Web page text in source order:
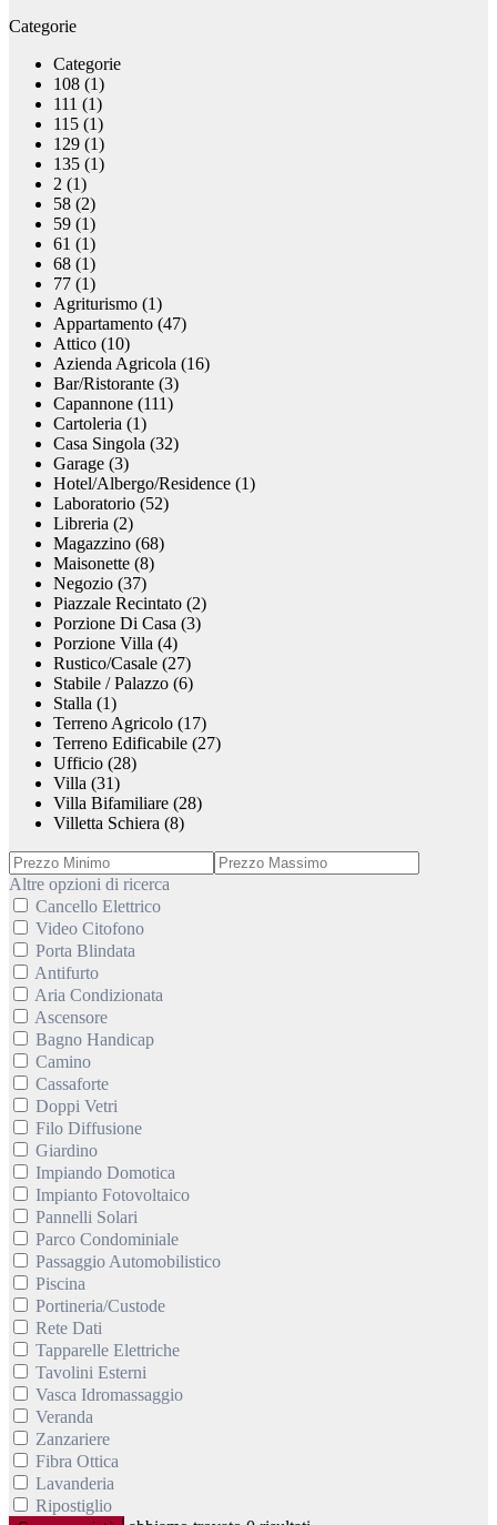
Categorie
Categorie
108 (1)
111 (1)
115 (1)
129 (1)
135 (1)
2 (1)
58 (2)
59 (1)
61 (1)
68 (1)
77 (1)
Agriturismo (1)
Appartamento (47)
Attico (10)
Azienda Agricola (16)
Bar/Ristorante (3)
Capannone (111)
Cartoleria (1)
Casa Singola (32)
Garage (3)
Hotel/Albergo/Residence (1)
Laboratorio (52)
Libreria (2)
Magazzino (68)
Maisonette (8)
Negozio (37)
Piazzale Recintato (2)
Porzione Di Casa (3)
Porzione Villa (4)
Rustico/Casale (27)
Stabile / Palazzo (6)
Stalla (1)
Terreno Agricolo (17)
Terreno Edificabile (27)
Ufficio (28)
Villa (31)
Villa Bifamiliare (28)
Villetta Schiera (8)
Altre opzioni di ricerca
Cancello Elettrico
Video Citofono
Porta Blindata
Antifurto
Aria Condizionata
Ascensore
Bagno Handicap
Camino
Cassaforte
Doppi Vetri
Filo Diffusione
Giardino
Impiando Domotica
Impianto Fotovoltaico
Pannelli Solari
Parco Condominiale
Passaggio Automobilistico
Piscina
Portineria/Custode
Rete Dati
Tapparelle Elettriche
Tavolini Esterni
Vasca Idromassaggio
Veranda
Zanzariere
Fibra Ottica
Lavanderia
Ripostiglio